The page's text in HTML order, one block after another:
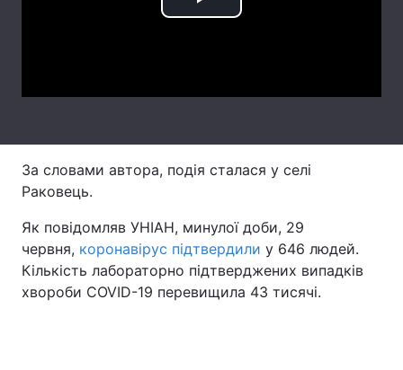
Вакансії
Послуги
Тема оформлення
Play
За словами автора, подія сталася у селі
Раковець.
Як повідомляв УНІАН, минулої доби, 29
червня, коронавірус підтвердили у 646 людей.
Кількість лабораторно підтверджених випадків
хвороби COVID-19 перевищила 43 тисячі.